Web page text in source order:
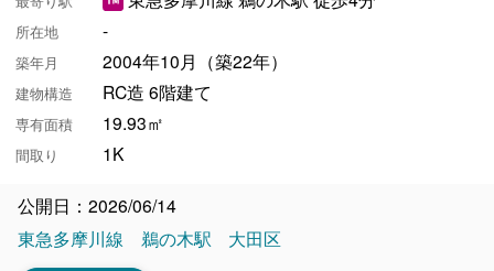
所在地 -
築年月 2004年10月（築22年）
建物構造 RC造 6階建て
専有面積 19.93㎡
間取り 1K
公開日：2026/06/14
東急多摩川線
鵜の木駅 大田区